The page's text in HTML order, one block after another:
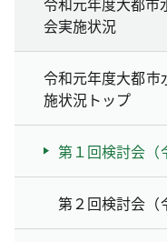
会実施状況
令和元年度大都市
施状況トップ
第１回検討会（
第２回検討会（